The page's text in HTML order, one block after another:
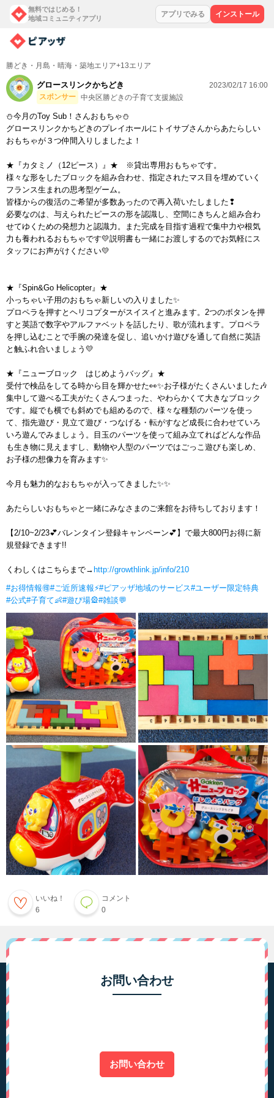
無料ではじめる！
地域コミュニティアプリ
アプリでみる インストール
勝どき・月島・晴海・築地エリア+13エリア
グロースリンクかちどき
スポンサー 中央区勝どきの子育て支援施設
2023/02/17 16:00
⛄今月のToy Sub！さんおもちゃ⛄
グロースリンクかちどきのプレイホールにトイサブさんからあたらしい
おもちゃが３つ仲間入りしましたよ！
★『カタミノ（12ピース）』★ ※貸出専用おもちゃです。
様々な形をしたブロックを組み合わせ、指定されたマス目を埋めていく
フランス生まれの思考型ゲーム。
皆様からの復活のご希望が多数あったので再入荷いたしました❢
必要なのは、与えられたピースの形を認識し、空間にきちんと組み合わ
せてゆくための発想力と認識力。また完成を目指す過程で集中力や根気
力も養われるおもちゃです💛説明書も一緒にお渡しするのでお気軽にス
タッフにお声がけください💛
★『Spin&Go Helicopter』★
小っちゃい子用のおもちゃ新しいの入りました✨
プロペラを押すとヘリコプターがスイスイと進みます。2つのボタンを押
すと英語で数字やアルファベットを話したり、歌が流れます。プロペラ
を押し込むことで手腕の発達を促し、追いかけ遊びを通して自然に英語
と触ふれ合いましょう💛
★『ニューブロック はじめようバッグ』★
受付で検品をしてる時から目を輝かせた👀✨お子様がたくさんいました🎶
集中して遊べる工夫がたくさんつまった、やわらかくて大きなブロック
です。縦でも横でも斜めでも組めるので、様々な種類のパーツを使っ
て、指先遊び・見立て遊び・つなげる・転がすなど成長に合わせていろ
いろ遊んでみましょう。目玉のパーツを使って組み立てればどんな作品
も生き物に見えますし、動物や人型のパーツではごっこ遊びも楽しめ、
お子様の想像力を育みます✨
今月も魅力的なおもちゃが入ってきました✨✨
あたらしいおもちゃと一緒にみなさまのご来館をお待ちしております！
【2/10~2/23💕バレンタイン登録キャンペーン💕】で最大800円お得に新
規登録できます!!
くわしくはこちらまで→ http://growthlink.jp/info/210
#お得情報🉐#ご近所速報⚡#ピアッザ地域のサービス#ユーザー限定特典
#公式#子育て👶#遊び場🎡#雑談💬
いいね！
6
コメント
0
お問い合わせ
お問い合わせ